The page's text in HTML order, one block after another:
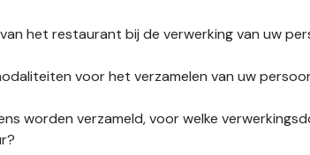
het restaurant bij de verwerking van uw
voor het verzamelen van uw
worden verzameld, voor welke